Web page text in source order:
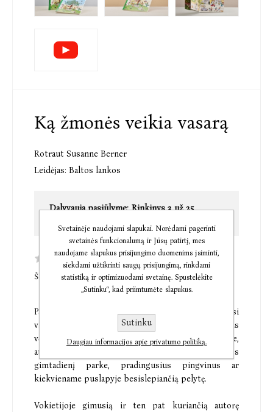
Ką žmonės veikia vasarą
Rotraut Susanne Berner
Leidėjas: Baltos lankos
Dalyvauja pasiūlyme: Rinkinys 3 už 25
ŠI PREKĖ DAR NETURI KOMENTARŲ
Pagaliau vasara! Prisirpo vyšnios, po žolę bėgioja basi
vaikai, o po trumpo, bet smarkaus lietaus netrukus
vėl nušvinta saulė. Kaip ir kitose savo knygose,
autorė pasakoja daugybę istorijų: apie Zuzanos
gimtadienį parke, pradingusius pingvinus ar
kiekviename puslapyje besislepiančią pelytę.
Vokietijoje gimusią ir ten pat kuriančią autorę
Svetainėje naudojami slapukai. Norėdami pagerinti
svetainės funkcionalumą ir Jūsų patirtį, mes
naudojame slapukus prisijungimo duomenims įsiminti,
siekdami užtikrinti saugų prisijungimą, rinkdami
statistiką ir optimizuodami svetainę. Spustelėkite
„Sutinku“, kad priimtumėte slapukus.
Sutinku
Daugiau informacijos apie privatumo politiką.